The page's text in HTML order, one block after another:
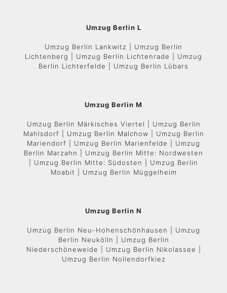
Umzug Berlin L
Umzug Berlin Lankwitz | Umzug Berlin
Lichtenberg | Umzug Berlin Lichtenrade | Umzug
Berlin Lichterfelde | Umzug Berlin Lübars
Umzug Berlin M
Umzug Berlin Märkisches Viertel | Umzug Berlin
Mahlsdorf | Umzug Berlin Malchow | Umzug Berlin
Mariendorf | Umzug Berlin Marienfelde | Umzug
Berlin Marzahn | Umzug Berlin Mitte: Nordwesten
| Umzug Berlin Mitte: Südosten | Umzug Berlin
Moabit | Umzug Berlin Müggelheim
Umzug Berlin N
Umzug Berlin Neu-Hohenschönhausen | Umzug
Berlin Neukölln | Umzug Berlin
Niederschöneweide | Umzug Berlin Nikolassee |
Umzug Berlin Nollendorfkiez